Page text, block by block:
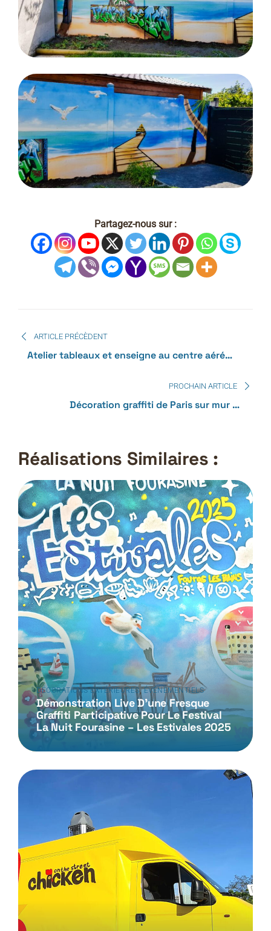
Partagez-nous sur :
ARTICLE PRÉCÈDENT
Atelier tableaux et enseigne au centre aéré
PROCHAIN ARTICLE
Décoration graffiti de Paris sur mur en
Réalisations Similaires :
DÉCORATIONS EXTÉRIEURES,ÉVÉNEMENTIELS
Démonstration Live D’une Fresque
Graffiti Participative Pour Le Festival
La Nuit Fourasine – Les Estivales 2025